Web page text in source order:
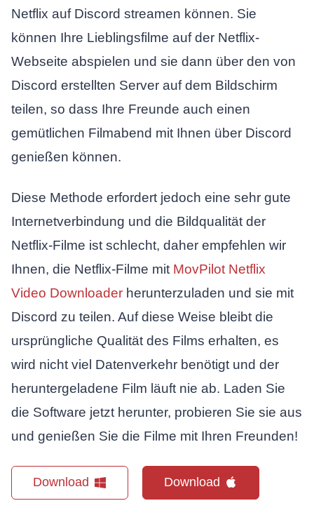
Netflix auf Discord streamen können. Sie
können Ihre Lieblingsfilme auf der Netflix-
Webseite abspielen und sie dann über den von
Discord erstellten Server auf dem Bildschirm
teilen, so dass Ihre Freunde auch einen
gemütlichen Filmabend mit Ihnen über Discord
genießen können.
Diese Methode erfordert jedoch eine sehr gute
Internetverbindung und die Bildqualität der
Netflix-Filme ist schlecht, daher empfehlen wir
Ihnen, die Netflix-Filme mit MovPilot Netflix
Video Downloaderherunterzuladen und sie mit
Discord zu teilen. Auf diese Weise bleibt die
ursprüngliche Qualität des Films erhalten, es
wird nicht viel Datenverkehr benötigt und der
heruntergeladene Film läuft nie ab. Laden Sie
die Software jetzt herunter, probieren Sie sie aus
und genießen Sie die Filme mit Ihren Freunden!
Download Download